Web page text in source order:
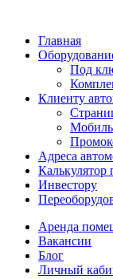
Главная
Под
Клиенту
Адреса
Калькулятор
Инвестору
Аренда
Вакансии
Блог
Личный